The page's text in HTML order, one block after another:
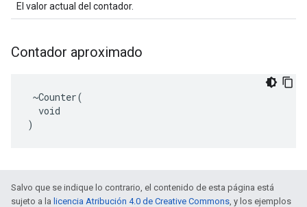
El valor actual del contador.
Contador aproximado
~Counter(
  void
)
Salvo que se indique lo contrario, el contenido de esta página está
sujeto a la licencia Atribución 4.0 de Creative Commons, y los ejemplos